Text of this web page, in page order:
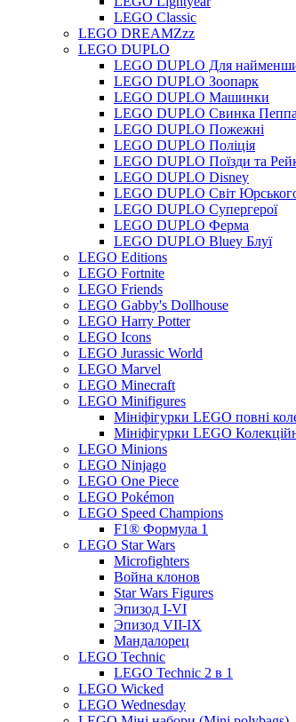
LEGO Classic
LEGO DREAMZzz
LEGO DUPLO
LEGO DUPLO Для
LEGO DUPLO Зоопарк
LEGO DUPLO Машинки
LEGO DUPLO Свинка Пеппа
LEGO DUPLO Пожежні
LEGO DUPLO Поліція
LEGO DUPLO Поїзди та
LEGO DUPLO Disney
LEGO DUPLO Світ
LEGO DUPLO Супергерої
LEGO DUPLO Ферма
LEGO DUPLO Bluey Блуї
LEGO Editions
LEGO Fortnite
LEGO Friends
LEGO Gabby's Dollhouse
LEGO Harry Potter
LEGO Icons
LEGO Jurassic World
LEGO Marvel
LEGO Minecraft
LEGO Minifigures
Мініфігурки LEGO повні
Мініфігурки LEGO
LEGO Minions
LEGO Ninjago
LEGO One Piece
LEGO Pokémon
LEGO Speed Champions
F1® Формула 1
LEGO Star Wars
Microfighters
Война клонов
Star Wars Figures
Эпизод I-VI
Эпизод VII-IX
Мандалорец
LEGO Technic
LEGO Technic 2 в 1
LEGO Wicked
LEGO Wednesday